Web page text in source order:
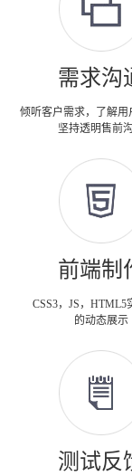
需求沟
倾听客户需求，了解用
坚持透明售前
前端制
CSS3，JS，HTML5
的动态展示
测试反